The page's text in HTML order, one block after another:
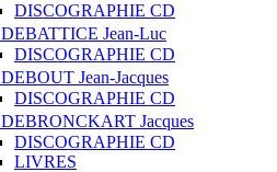
DISCOGRAPHIE CD
DEBATTICE Jean-Luc
DISCOGRAPHIE CD
DEBOUT Jean-Jacques
DISCOGRAPHIE CD
DEBRONCKART Jacques
DISCOGRAPHIE CD
LIVRES